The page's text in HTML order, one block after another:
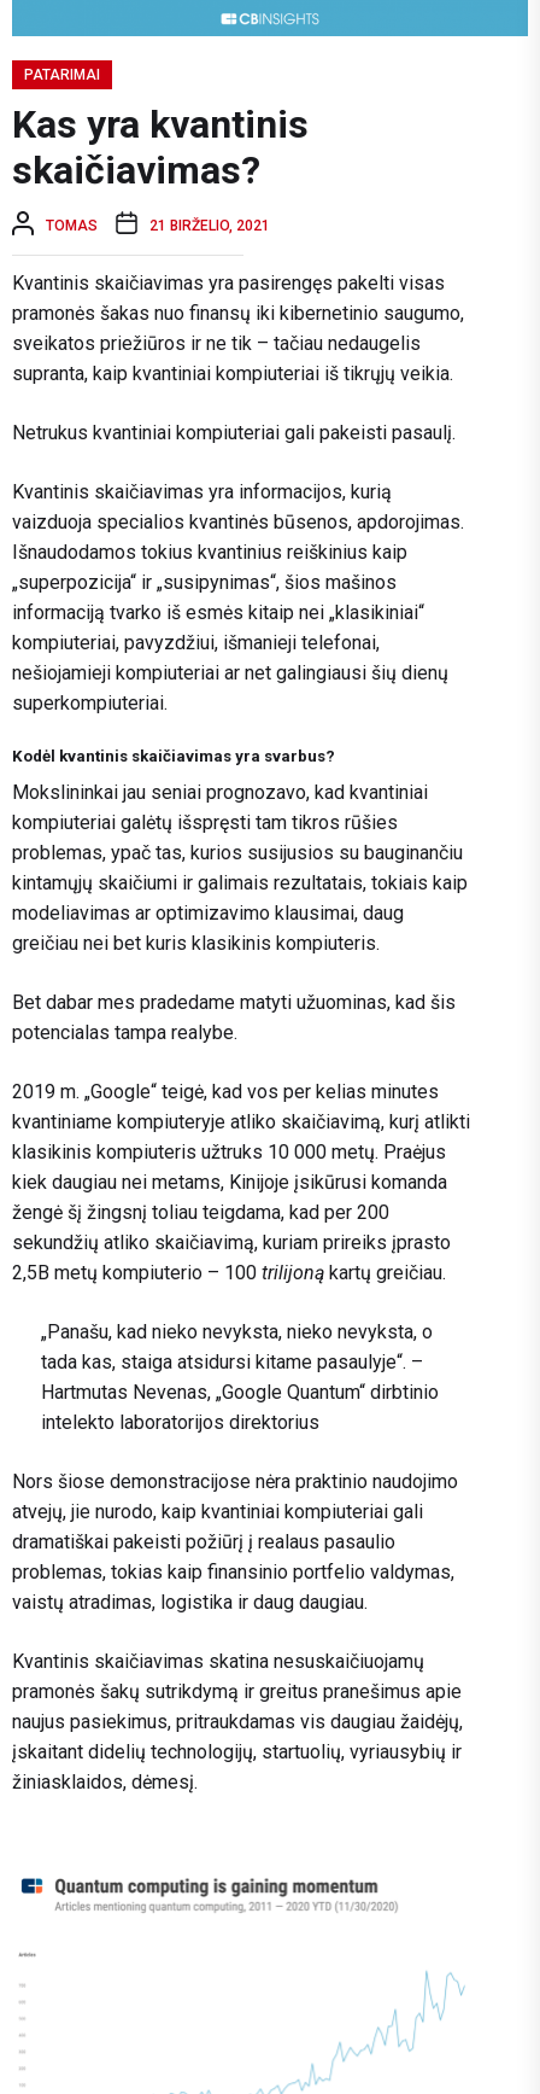
PATARIMAI
Kas yra kvantinis
skaičiavimas?
TOMAS 21 BIRŽELIO, 2021
Kvantinis skaičiavimas yra pasirengęs pakelti visas
pramonės šakas nuo finansų iki kibernetinio saugumo,
sveikatos priežiūros ir ne tik – tačiau nedaugelis
supranta, kaip kvantiniai kompiuteriai iš tikrųjų veikia.
Netrukus kvantiniai kompiuteriai gali pakeisti pasaulį.
Kvantinis skaičiavimas yra informacijos, kurią
vaizduoja specialios kvantinės būsenos, apdorojimas.
Išnaudodamos tokius kvantinius reiškinius kaip
„superpozicija“ ir „susipynimas“, šios mašinos
informaciją tvarko iš esmės kitaip nei „klasikiniai“
kompiuteriai, pavyzdžiui, išmanieji telefonai,
nešiojamieji kompiuteriai ar net galingiausi šių dienų
superkompiuteriai.
Kodėl kvantinis skaičiavimas yra svarbus?
Mokslininkai jau seniai prognozavo, kad kvantiniai
kompiuteriai galėtų išspręsti tam tikros rūšies
problemas, ypač tas, kurios susijusios su bauginančiu
kintamųjų skaičiumi ir galimais rezultatais, tokiais kaip
modeliavimas ar optimizavimo klausimai, daug
greičiau nei bet kuris klasikinis kompiuteris.
Bet dabar mes pradedame matyti užuominas, kad šis
potencialas tampa realybe.
2019 m. „Google“ teigė, kad vos per kelias minutes
kvantiniame kompiuteryje atliko skaičiavimą, kurį atlikti
klasikinis kompiuteris užtruks 10 000 metų. Praėjus
kiek daugiau nei metams, Kinijoje įsikūrusi komanda
žengė šį žingsnį toliau teigdama, kad per 200
sekundžių atliko skaičiavimą, kuriam prireiks įprasto
2,5B metų kompiuterio – 100 trilijoną kartų greičiau.
„Panašu, kad nieko nevyksta, nieko nevyksta, o
tada kas, staiga atsidursi kitame pasaulyje“. –
Hartmutas Nevenas, „Google Quantum“ dirbtinio
intelekto laboratorijos direktorius
Nors šiose demonstracijose nėra praktinio naudojimo
atvejų, jie nurodo, kaip kvantiniai kompiuteriai gali
dramatiškai pakeisti požiūrį į realaus pasaulio
problemas, tokias kaip finansinio portfelio valdymas,
vaistų atradimas, logistika ir daug daugiau.
Kvantinis skaičiavimas skatina nesuskaičiuojamų
pramonės šakų sutrikdymą ir greitus pranešimus apie
naujus pasiekimus, pritraukdamas vis daugiau žaidėjų,
įskaitant didelių technologijų, startuolių, vyriausybių ir
žiniasklaidos, dėmesį.